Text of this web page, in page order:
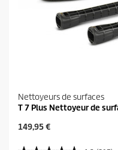
Nettoyeurs de surfaces
T 7 Plus Nettoyeur de
P
i
149,95 €